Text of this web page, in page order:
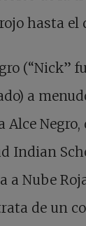
hasta el
(“Nick”
a
Alce
Indian
a Nube
de un